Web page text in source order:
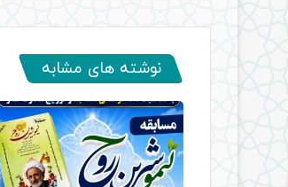
نوشته های مشابه